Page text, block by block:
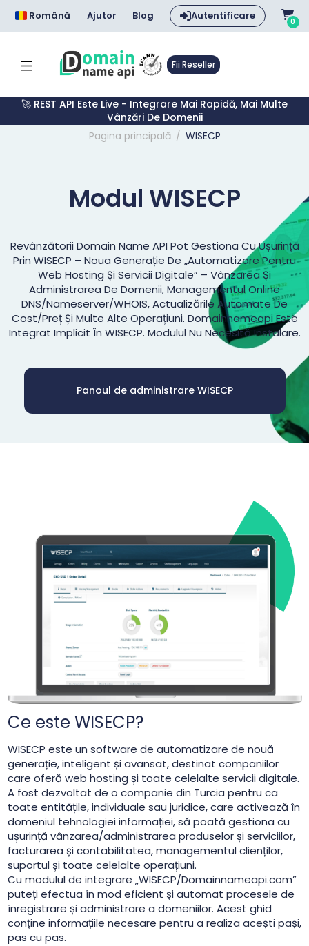
Română Ajutor Blog Autentificare 0
Fii Reseller
🚀 REST API Este Live - Integrare Mai Rapidă, Mai Multe
Vânzări De Domenii
Pagina principală
WISECP
Modul WISECP
Revânzătorii Domain Name API Pot Gestiona Cu Ușurință
Prin WISECP – Noua Generație De „automatizare Pentru
Web Hosting Și Servicii Digitale” – Vânzarea Și
Administrarea De Domenii, Managementul Online
DNS/nameserver/WHOIS, Actualizările Automate De
Cost/preț Și Multe Alte Operațiuni. Domainnameapi Este
Integrat Implicit În WISECP. Modulul Nu Necesită Instalare.
Panoul de administrare WISECP
Ce este WISECP?
WISECP este un software de automatizare de nouă
generație, inteligent și avansat, destinat companiilor
care oferă web hosting și toate celelalte servicii digitale.
A fost dezvoltat de o companie din Turcia pentru ca
toate entitățile, individuale sau juridice, care activează în
domeniul tehnologiei informației, să poată gestiona cu
ușurință vânzarea/administrarea produselor și serviciilor,
facturarea și contabilitatea, managementul clienților,
suportul și toate celelalte operațiuni.
Cu modulul de integrare „WISECP/Domainnameapi.com”
puteți efectua în mod eficient și automat procesele de
înregistrare și administrare a domeniilor. Acest ghid
conține informațiile necesare pentru a realiza acești pași,
pas cu pas.